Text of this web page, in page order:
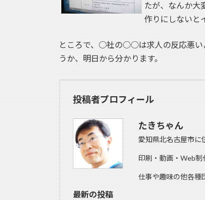
たが、なんか大
作りにしないと
ところで、○社の○○は求人の反応悪い
うか、明日から分かります。
投稿者プロフィール
たきちゃん
愛知県北名古屋市に
印刷・動画・Web制
仕事や趣味の他各種
最新の投稿